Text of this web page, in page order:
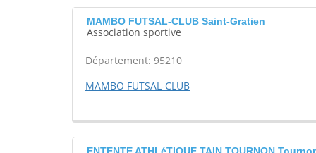
MAMBO FUTSAL-CLUB Saint-Gratien
Association sportive
Département: 95210
MAMBO FUTSAL-CLUB